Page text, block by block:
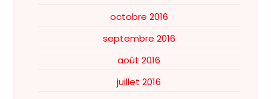
octobre 2016
septembre 2016
août 2016
juillet 2016